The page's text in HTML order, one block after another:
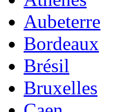
Aubeterre
Bordeaux
Brésil
Bruxelles